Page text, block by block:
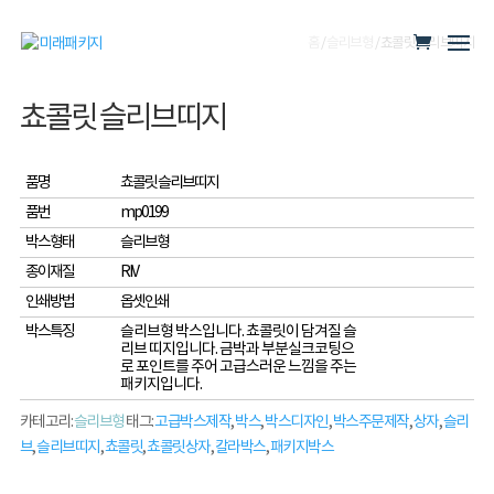
/ / 쵸콜릿 슬리브띠지
쵸콜릿 슬리브띠지
품명
쵸콜릿 슬리브띠지
품번
mp0199
박스형태
슬리브형
종이재질
RIV
인쇄방법
옵셋인쇄
박스특징
슬리브형 박스입니다. 쵸콜릿이 담겨질 슬
리브 띠지입니다. 금박과 부분실크코팅으
로 포인트를 주어 고급스러운 느낌을 주는
패키지입니다.
카테고리:슬리브형태그:고급박스제작,박스,박스디자인,박스주문제작,상자,슬리
브,슬리브띠지,쵸콜릿,쵸콜릿상자,칼라박스,패키지박스